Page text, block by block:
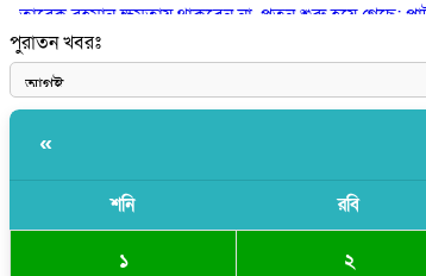
তারেক রহমান ক্ষমতায় থাকবেন না, পতন শুরু হয়ে গেছে:
শেখ হাসিনাকে আর রাখতে চাচ্ছে না ভারত: আসিফ মাহমুদ
পুরাতন খবরঃ
«
শনি রবি
১ ২